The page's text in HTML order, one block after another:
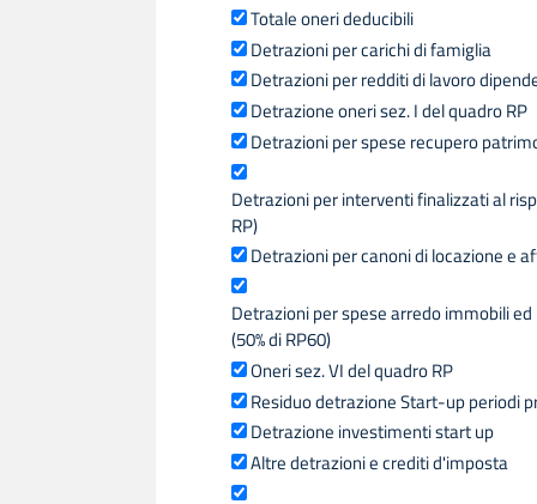
Totale oneri deducibili
Detrazioni per carichi di famiglia
Detrazioni per redditi di lavoro
Detrazione oneri sez. I del quadro RP
Detrazioni per spese recupero
Detrazioni per interventi finalizzati al
RP)
Detrazioni per canoni di locazione e
Detrazioni per spese arredo immobili
(50% di RP60)
Oneri sez. VI del quadro RP
Residuo detrazione Start-up periodi
Detrazione investimenti start up
Altre detrazioni e crediti d'imposta